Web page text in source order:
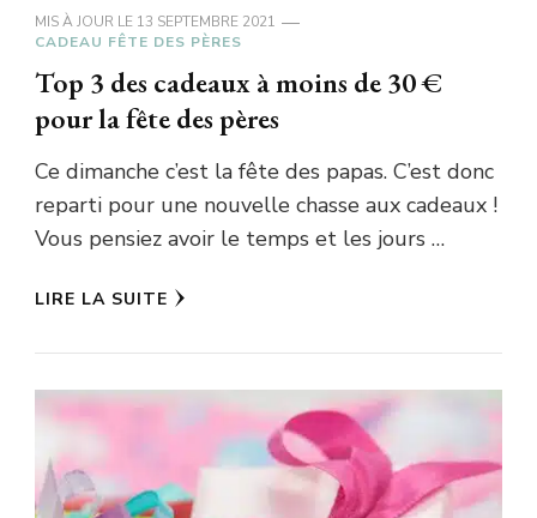
MIS À JOUR LE 13 SEPTEMBRE 2021
CADEAU FÊTE DES PÈRES
Top 3 des cadeaux à moins de 30 €
pour la fête des pères
Ce dimanche c’est la fête des papas. C’est donc
reparti pour une nouvelle chasse aux cadeaux !
Vous pensiez avoir le temps et les jours …
LIRE LA SUITE